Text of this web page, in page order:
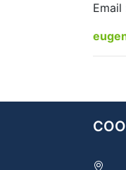
Email